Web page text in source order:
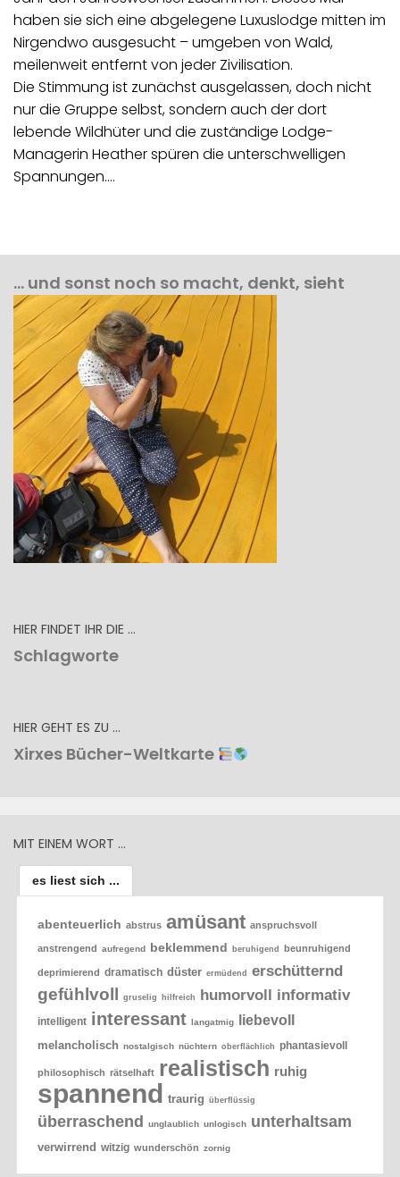
haben sie sich eine abgelegene Luxuslodge mitten im
Nirgendwo ausgesucht – umgeben von Wald,
meilenweit entfernt von jeder Zivilisation.
Die Stimmung ist zunächst ausgelassen, doch nicht
nur die Gruppe selbst, sondern auch der dort
lebende Wildhüter und die zuständige Lodge-
Managerin Heather spüren die unterschwelligen
Spannungen.…
… und sonst noch so macht, denkt, sieht
HIER FINDET IHR DIE …
Schlagworte
HIER GEHT ES ZU …
Xirxes Bücher-Weltkarte
MIT EINEM WORT …
es liest sich ...
abenteuerlich abstrus amüsant anspruchsvoll
anstrengend aufregend beklemmend beruhigend beunruhigend
deprimierend dramatisch düster ermüdend erschütternd
gefühlvoll gruselig hilfreich humorvoll informativ
intelligent interessant langatmig liebevoll
melancholisch nostalgisch nüchtern oberflächlich phantasievoll
philosophisch rätselhaft realistisch ruhig
spannend traurig überflüssig
überraschend unglaublich unlogisch unterhaltsam
verwirrend witzig wunderschön zornig